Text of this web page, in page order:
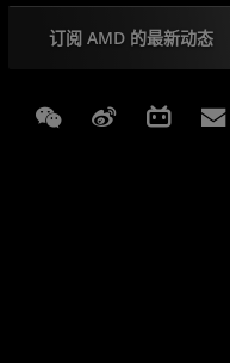
订阅 AMD 的最新动态
Weixin Weibo Bilibili